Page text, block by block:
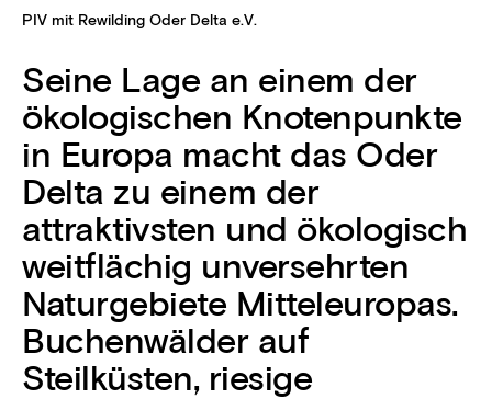
PIV mit Rewilding Oder Delta e.V.
Seine Lage an einem der
ökologischen Knotenpunkte
in Europa macht das Oder
Delta zu einem der
attraktivsten und ökologisch
weitflächig unversehrten
Naturgebiete Mitteleuropas.
Buchenwälder auf
Steilküsten, riesige